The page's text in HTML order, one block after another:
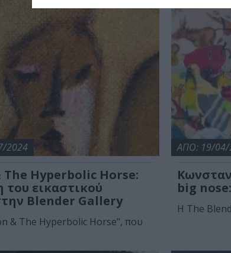
2024
Hyperbolic Horse:
εικαστικού
Blender Gallery
& The Hyperbolic Horse", που
ΑΠΟ: 19/04/
big
Η The